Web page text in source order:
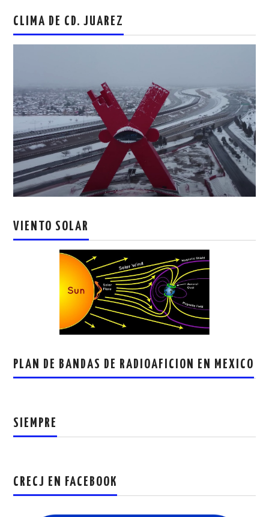
CLIMA DE CD. JUAREZ
VIENTO SOLAR
PLAN DE BANDAS DE RADIOAFICION EN MEXICO
SIEMPRE
CRECJ EN FACEBOOK